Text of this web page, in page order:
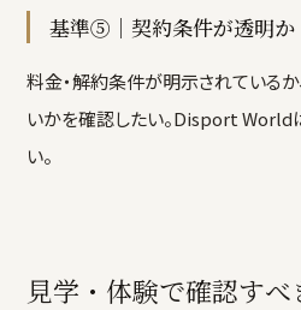
基準⑤｜契約条件が透明か
料金・解約条件が明示されている
いかを確認したい。Disport
い。
見学・体験で確認すべ